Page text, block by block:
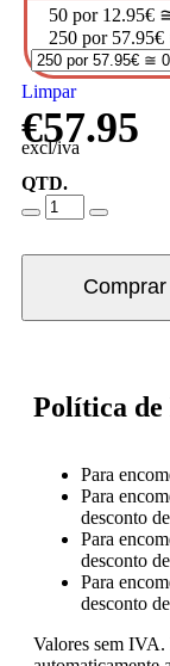
50 por 12.95€
250 por
Limpar
€57.95
excl/iva
QTD.
Comprar
Política de
Para
Para
desconto
Para
desconto
Para
desconto
Valores sem IVA.